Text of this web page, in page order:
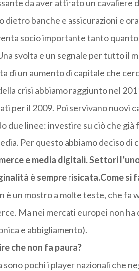
da aver attirato un cavaliere
dietro banche e assicurazioni e
socio importante tanto quanto
svolta e un segnale per tutto il
di un aumento di capitale che
crisi abbiamo raggiunto nel
per il 2009. Poi servivano nuovi
due linee: investire su ciò che
Per questo abbiamo deciso
e media digitali. Settori
è sempre risicata.Come si
è un mostro a molte teste, che fa
Ma nei mercati europei non
e abbigliamento).
che non fa paura?
sono pochi i player nazionali che